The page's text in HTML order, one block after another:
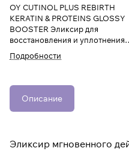
OY CUTINOL PLUS REBIRTH
KERATIN & PROTEINS GLOSSY
BOOSTER Эликсир для
восстановления и уплотнения
250ml
Подробности
Описание
Эликсир мгновенного